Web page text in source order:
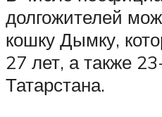
долгожителей
кошку Дымку,
27 лет, а также
Татарстана.